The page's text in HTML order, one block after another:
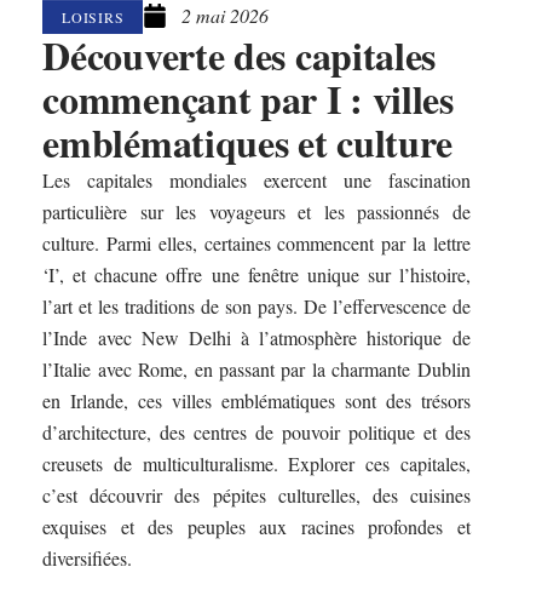
LOISIRS 2 mai 2026
Découverte des capitales
commençant par I : villes
emblématiques et culture
Les capitales mondiales exercent une fascination
particulière sur les voyageurs et les passionnés de
culture. Parmi elles, certaines commencent par la lettre
‘I’, et chacune offre une fenêtre unique sur l’histoire,
l’art et les traditions de son pays. De l’effervescence de
l’Inde avec New Delhi à l’atmosphère historique de
l’Italie avec Rome, en passant par la charmante Dublin
en Irlande, ces villes emblématiques sont des trésors
d’architecture, des centres de pouvoir politique et des
creusets de multiculturalisme. Explorer ces capitales,
c’est découvrir des pépites culturelles, des cuisines
exquises et des peuples aux racines profondes et
diversifiées.